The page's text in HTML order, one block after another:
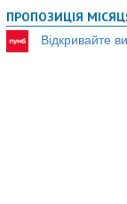
ПРОПОЗИЦІЯ
Відкривайте